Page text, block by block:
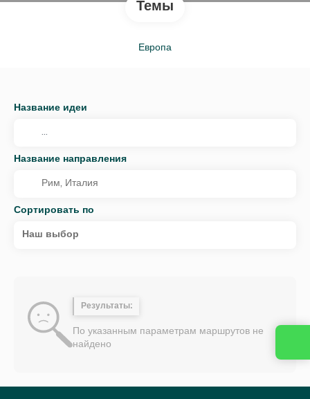
Темы
Европа
Название идеи
Название направления
Сортировать по
Наш выбор
Результаты:
По указанным параметрам маршрутов не
найдено